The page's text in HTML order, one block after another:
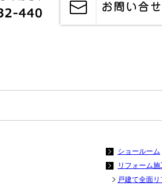
ショールーム
リフォーム施
戸建て全面